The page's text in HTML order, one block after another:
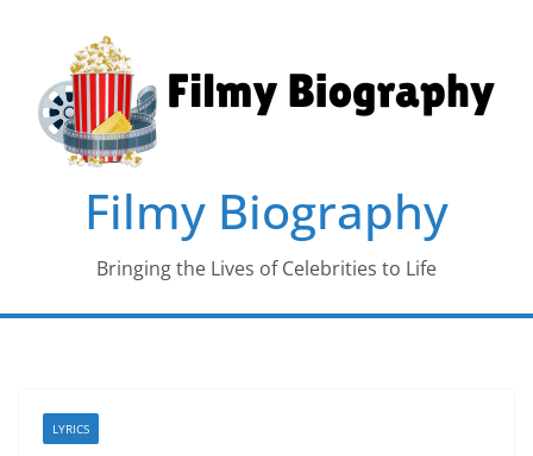
content
Filmy Biography
Bringing the Lives of Celebrities to Life
LYRICS